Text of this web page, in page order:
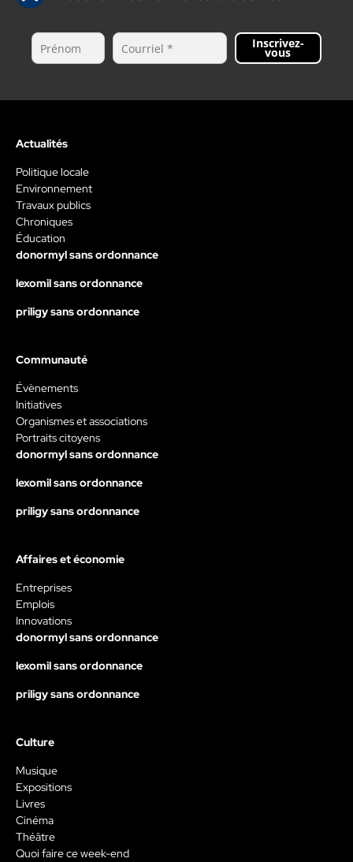
Inscrivez-
vous
Actualités
Politique locale
Environnement
Travaux publics
Chroniques
Éducation
donormyl sans ordonnance
lexomil sans ordonnance
priligy sans ordonnance
Communauté
Évènements
Initiatives
Organismes et associations
Portraits citoyens
donormyl sans ordonnance
lexomil sans ordonnance
priligy sans ordonnance
Affaires et économie
Entreprises
Emplois
Innovations
donormyl sans ordonnance
lexomil sans ordonnance
priligy sans ordonnance
Culture
Musique
Expositions
Livres
Cinéma
Théâtre
Quoi faire ce week-end